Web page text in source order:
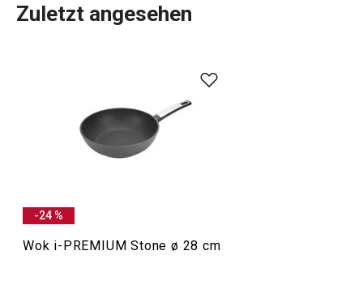
beschichtete Oberfläche mit dem Charakter von
unpoliertem Naturstein. Sie braten gleichmäßig und ohne
Anbrennen durch, und die Speisen behalten ihren
natürlichen Geschmack und ihre Saftigkeit. Die Pfannen
sind für alle Herdarten einschließlich
Kochen
Zuletzt angesehen
-24 %
Wok i-PREMIUM Stone ø 28 cm